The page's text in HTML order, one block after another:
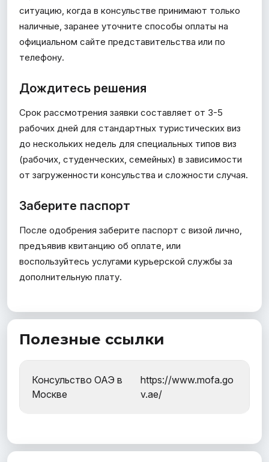
ситуацию, когда в консульстве принимают только
наличные, заранее уточните способы оплаты на
официальном сайте представительства или по
телефону.
Дождитесь решения
Срок рассмотрения заявки составляет от 3-5
рабочих дней для стандартных туристических виз
до нескольких недель для специальных типов виз
(рабочих, студенческих, семейных) в зависимости
от загруженности консульства и сложности случая.
Заберите паспорт
После одобрения заберите паспорт с визой лично,
предъявив квитанцию об оплате, или
воспользуйтесь услугами курьерской службы за
дополнительную плату.
Полезные ссылки
Консульство ОАЭ в
Москве
https://www.mofa.go
v.ae/